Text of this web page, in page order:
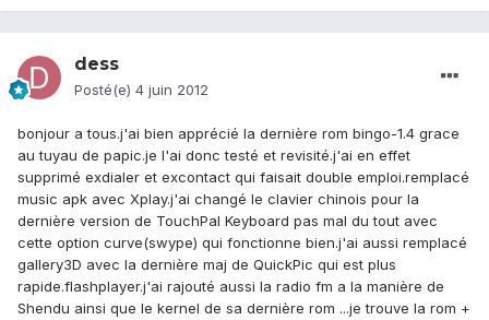
dess
Posté(e) 4 juin 2012
bonjour a tous.j'ai bien apprécié la dernière rom bingo-1.4 grace
au tuyau de papic.je l'ai donc testé et revisité.j'ai en effet
supprimé exdialer et excontact qui faisait double emploi.remplacé
music apk avec Xplay.j'ai changé le clavier chinois pour la
dernière version de TouchPal Keyboard pas mal du tout avec
cette option curve(swype) qui fonctionne bien.j'ai aussi remplacé
gallery3D avec la dernière maj de QuickPic qui est plus
rapide.flashplayer.j'ai rajouté aussi la radio fm a la manière de
Shendu ainsi que le kernel de sa dernière rom ...je trouve la rom +